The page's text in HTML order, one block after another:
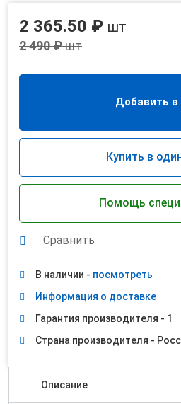
2 365.50 ₽ шт
2 490 ₽шт
Добавить в
Купить в
Помощь
Сравнить
В наличии - посмотреть
Информация о доставке
Гарантия производителя - 1
Страна производителя -
Описание